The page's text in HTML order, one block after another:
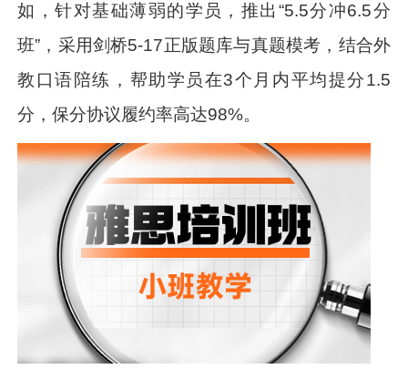
如，针对基础薄弱的学员，推出“5.5分冲6.5分
班”，采用剑桥5-17正版题库与真题模考，结合外
教口语陪练，帮助学员在3个月内平均提分1.5
分，保分协议履约率高达98%。